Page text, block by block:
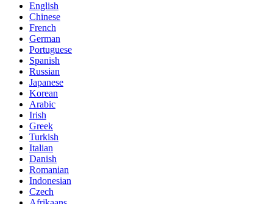
English
Chinese
French
German
Portuguese
Spanish
Russian
Japanese
Korean
Arabic
Irish
Greek
Turkish
Italian
Danish
Romanian
Indonesian
Czech